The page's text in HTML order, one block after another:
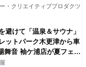
ン サウナイキタイコラ
売決定！
・クリエイティブプロダクツ
避けて「温泉＆サウナ」
ットパーク木更津から車
音 袖ケ浦店が夏フェア
供